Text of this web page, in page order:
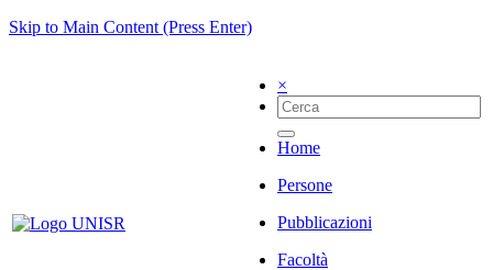
Skip to Main Content (Press Enter)
×
Home
Persone
Pubblicazioni
Facoltà